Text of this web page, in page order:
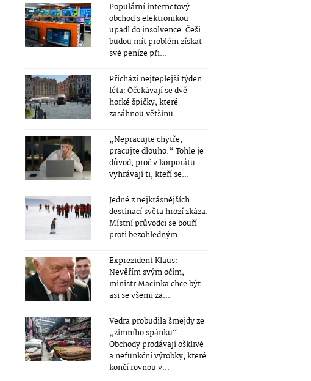
Populární internetový
obchod s elektronikou
upadl do insolvence. Češi
budou mít problém získat
své peníze při...
Přichází nejteplejší týden
léta: Očekávají se dvě
horké špičky, které
zasáhnou většinu...
„Nepracujte chytře,
pracujte dlouho.“ Tohle je
důvod, proč v korporátu
vyhrávají ti, kteří se...
Jedné z nejkrásnějších
destinací světa hrozí zkáza.
Místní průvodci se bouří
proti bezohledným...
Exprezident Klaus:
Nevěřím svým očím,
ministr Macinka chce být
asi se všemi za...
Vedra probudila šmejdy ze
„zimního spánku“.
Obchody prodávají ošklivé
a nefunkční výrobky, které
končí rovnou v...